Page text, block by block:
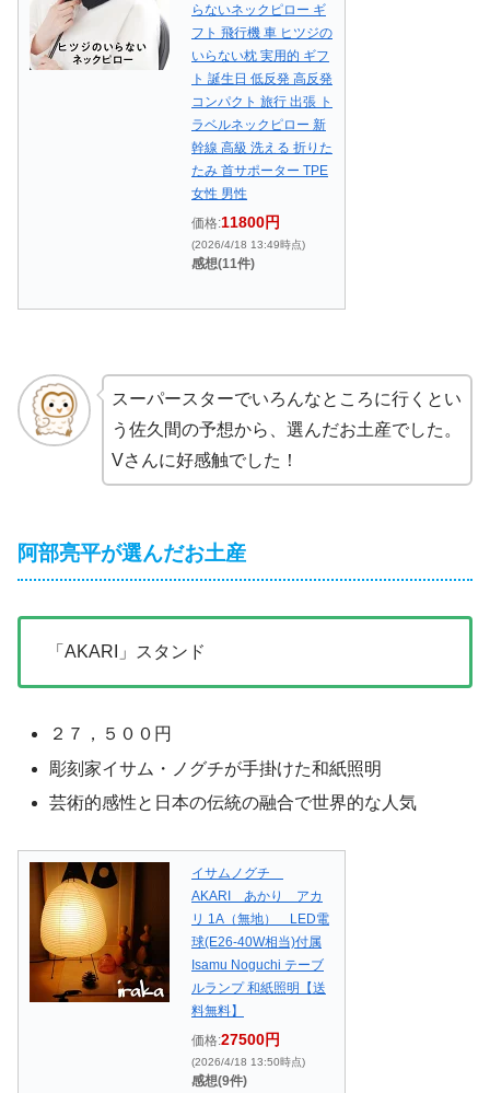
らないネックピロー ギ
フト 飛行機 車 ヒツジの
いらない枕 実用的 ギフ
ト 誕生日 低反発 高反発
コンパクト 旅行 出張 ト
ラベルネックピロー 新
幹線 高級 洗える 折りた
たみ 首サポーター TPE
女性 男性
価格:11800円
(2026/4/18 13:49時点)
感想(11件)
スーパースターでいろんなところに行くとい
う佐久間の予想から、選んだお土産でした。
Vさんに好感触でした！
阿部亮平が選んだお土産
「AKARI」スタンド
２７，５００円
彫刻家イサム・ノグチが手掛けた和紙照明
芸術的感性と日本の伝統の融合で世界的な人気
イサムノグチ
AKARI あかり アカ
リ 1A（無地） LED電
球(E26-40W相当)付属
Isamu Noguchi テーブ
ルランプ 和紙照明【送
料無料】
価格:27500円
(2026/4/18 13:50時点)
感想(9件)